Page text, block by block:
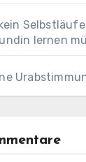
lernen